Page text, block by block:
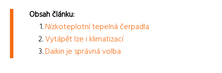
Obsah článku:
Nízkoteplotní tepelná čerpadla
Vytápět lze i klimatizací
Daikin je správná volba